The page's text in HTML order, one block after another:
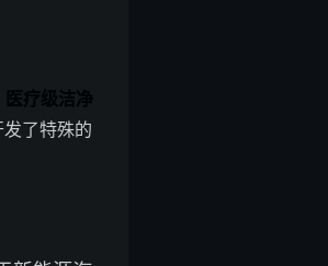
医疗级洁净
发了特殊的